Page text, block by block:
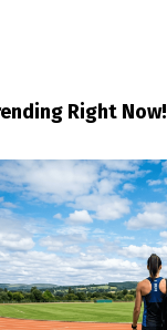
Right Now!